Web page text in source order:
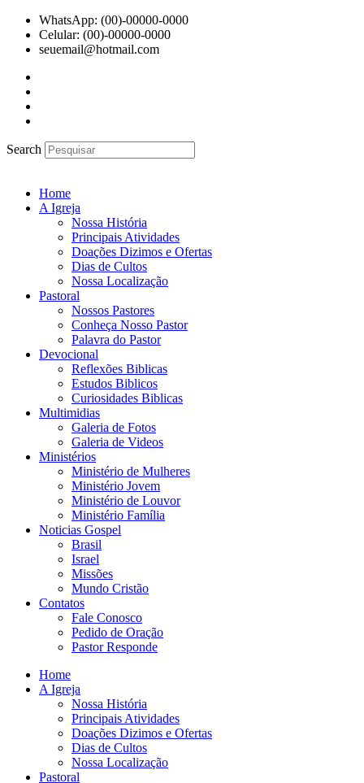
para
WhatsApp: (00)-00000-0000
Celular: (00)-00000-0000
seuemail@hotmail.com
Search
Home
A Igreja
Nossa História
Principais Atividades
Doações Dizimos e Ofertas
Dias de Cultos
Nossa Localização
Pastoral
Nossos Pastores
Conheça Nosso Pastor
Palavra do Pastor
Devocional
Reflexões Biblicas
Estudos Biblicos
Curiosidades Biblicas
Multimidias
Galeria de Fotos
Galeria de Videos
Ministérios
Ministério de Mulheres
Ministério Jovem
Ministério de Louvor
Ministério Família
Noticias Gospel
Brasil
Israel
Missões
Mundo Cristão
Contatos
Fale Conosco
Pedido de Oração
Pastor Responde
Home
A Igreja
Nossa História
Principais Atividades
Doações Dizimos e Ofertas
Dias de Cultos
Nossa Localização
Pastoral